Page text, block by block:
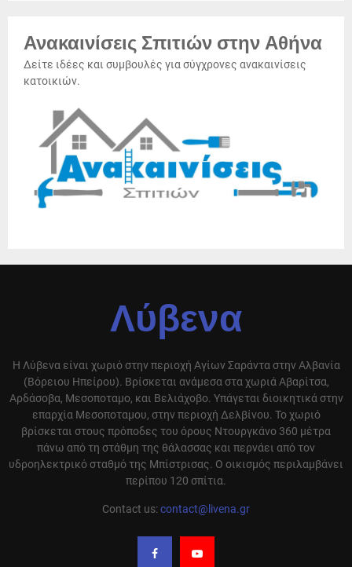
Ανακαινίσεις Σπιτιών στην Αθήνα
Δείτε ιδέες και συμβουλές για σύγχρονες ανακαινίσεις
κατοικιών.
Λύβενα
Η Λύβενα είναι χωριό στην περιοχή Αγίων Σαράντα στην Αλβανία
(Βόρειου Ηπείρου). Βρίσκεται ανάμεσα στα χωριά Αβαρίτσα,
Αρδάσοβα, Μεσοποταμο, και Βελιάχοβο. Υπάγεται διοικητικά στην
επαρχία Μεσοποταμου, στην περιοχή Δελβίνου. Το χωριό
βρίσκεται στους πρόποδες του όρους Ντουργκάνο 360 μέτρα
πάνω από τη στάθμη της θάλασσας και περνάει από τον
υδροηλεκτρικό σταθμό της Μπίστρισας. Ο οικισμός περιλαμβάνει
περίπου 120 σπίτια.
Contact us:contact@livena.gr